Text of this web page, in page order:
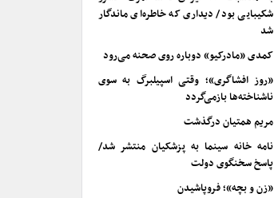
شکیبایی بود/ دیداری که خاطره‌ای ماندگار
شد
کمدی «مادرکیو» دوباره روی صحنه می‌رود
«روز افشاگری»؛ وقتی اسپیلبرگ به سوی
ناشناخته‌ها بازمی‌گردد
مریم همتیان درگذشت
نامه خانه سینما به پزشکیان منتشر شد/
پاسخ سخنگوی دولت
«زن و بچه»؛ فروپاشیدن